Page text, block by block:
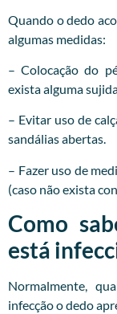
Quando o dedo
algumas medidas:
– Colocação do
exista alguma
– Evitar uso de
sandálias abertas.
– Fazer uso de
(caso não exista
Como
está
Normalmente,
infecção o dedo